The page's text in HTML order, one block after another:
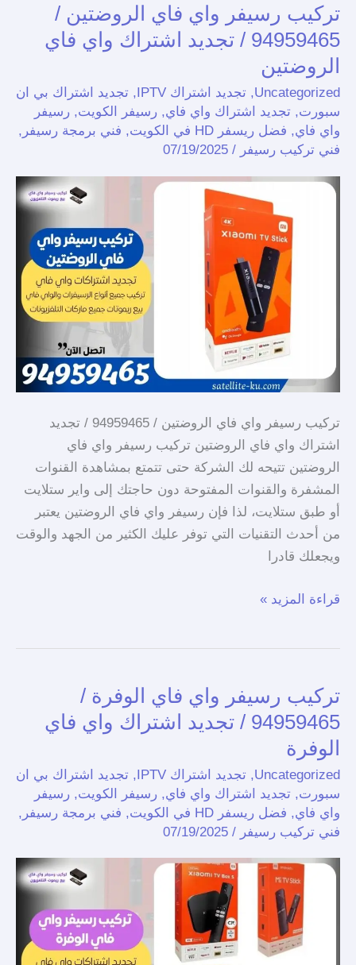
تركيب رسيفر واي فاي الروضتين /
94959465 / تجديد اشتراك واي فاي
الروضتين
Uncategorized
, تجديد اشتراك IPTV , تجديد اشتراك بي ان
سبورت, تجديد اشتراك واي فاي, رسيفر الكويت, رسيفر
واي فاي, فضل ريسفر HD في الكويت , فني برمجة رسيفر ,
فني تركيب رسيفر /
07/19/2025
تركيب رسيفر واي فاي الروضتين / 94959465 / تجديد
اشتراك واي فاي الروضتين تركيب رسيفر واي فاي
الروضتين تتيحه لك الشركة حتى تتمتع بمشاهدة القنوات
المشفرة والقنوات المفتوحة دون حاجتك إلى واير ستلايت
أو طبق ستلايت، لذا فإن رسيفر واي فاي الروضتين يعتبر
من أحدث التقنيات التي توفر عليك الكثير من الجهد والوقت
ويجعلك قادرا
تركيب
رسيفر
واي
فاي
الروضتين
94959465
تجديد
الروضتين
قراءة المزيد »
تركيب رسيفر واي فاي الوفرة /
94959465 / تجديد اشتراك واي فاي
الوفرة
Uncategorized
, تجديد اشتراك IPTV , تجديد اشتراك بي ان
سبورت, تجديد اشتراك واي فاي, رسيفر الكويت, رسيفر
واي فاي, فضل ريسفر HD في الكويت , فني برمجة رسيفر ,
فني تركيب رسيفر /
07/19/2025
تركيب
رسيفر
واي
فاي
الوفرة
94959465
تجديد
اشتراك